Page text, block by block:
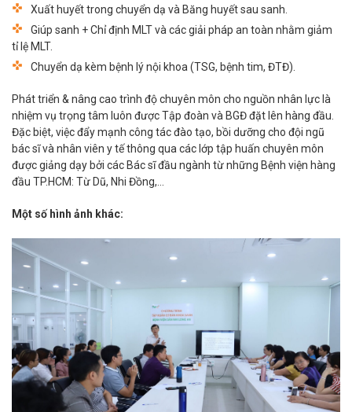
Xuất huyết trong chuyển dạ và Băng huyết sau sanh.
Giúp sanh + Chỉ định MLT và các giải pháp an toàn nhằm giảm
tỉ lệ MLT.
Chuyển dạ kèm bệnh lý nội khoa (TSG, bệnh tim, ĐTĐ).
Phát triển & nâng cao trình độ chuyên môn cho nguồn nhân lực là
nhiệm vụ trọng tâm luôn được Tập đoàn và BGĐ đặt lên hàng đầu.
Đặc biệt, việc đẩy mạnh công tác đào tạo, bồi dưỡng cho đội ngũ
bác sĩ và nhân viên y tế thông qua các lớp tập huấn chuyên môn
được giảng dạy bởi các Bác sĩ đầu ngành từ những Bệnh viện hàng
đầu TP.HCM: Từ Dũ, Nhi Đồng,…
Một số hình ảnh khác: